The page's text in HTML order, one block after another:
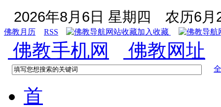
2026年8月6日 星期四 农历6月
佛教月历 RSS 加入收藏
佛教手机网 佛教网址
首